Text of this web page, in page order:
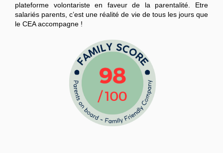
plateforme volontariste en faveur de la parentalité. Etre
salariés parents, c’est une réalité de vie de tous les jours que
le CEA accompagne !